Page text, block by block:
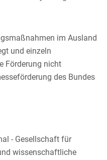
im Ausland
und einzeln
Förderung nicht
des Bundes
- Gesellschaft für
wissenschaftliche